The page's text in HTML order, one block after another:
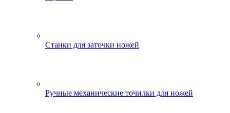
Станки для заточки ножей
Ручные механические точилки для ножей